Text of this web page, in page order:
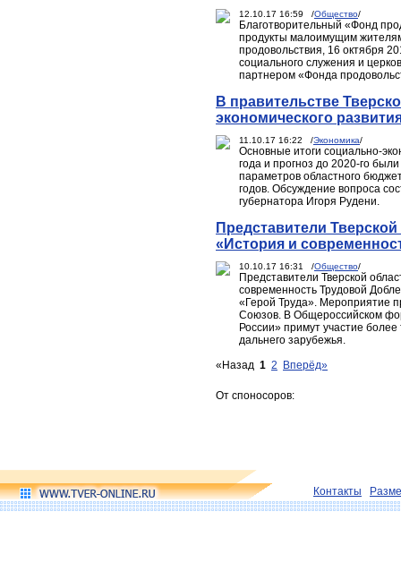
12.10.17 16:59 /Общество/
Благотворительный «Фонд
продукты малоимущим
продовольствия, 16 октября
социального служения и
партнером «Фонда
В правительстве
экономического
11.10.17 16:22 /Экономика/
Основные итоги социально-
года и прогноз до 2020-го
параметров областного
годов. Обсуждение вопроса
губернатора Игоря Рудени.
Представители
«История и
10.10.17 16:31 /Общество/
Представители Тверской
современность Трудовой
«Герой Труда». Мероприятие
Союзов. В Общероссийском
России» примут участие
дальнего зарубежья.
«Назад 1 2 Вперёд»
От споносоров:
Контакты